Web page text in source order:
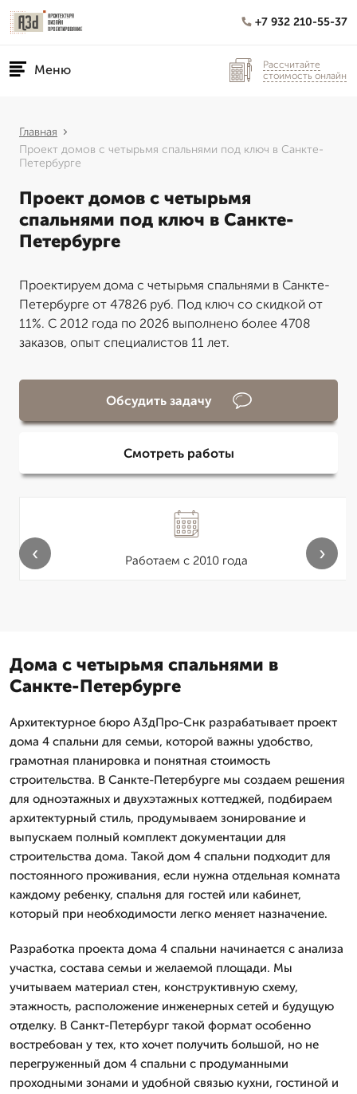
+7 932 210-55-37
Меню
Рассчитайте
стоимость онлайн
Главная
Проект домов с четырьмя спальнями под ключ в Санкте-
Петербурге
Проект домов с четырьмя
спальнями под ключ в Санкте-
Петербурге
Проектируем дома с четырьмя спальнями в Санкте-
Петербурге от 47826 руб. Под ключ со скидкой от
11%. С 2012 года по 2026 выполнено более 4708
заказов, опыт специалистов 11 лет.
Обсудить задачу
Смотреть работы
Работаем с 2010 года
‹ ›
Дома с четырьмя спальнями в
Санкте-Петербурге
Архитектурное бюро А3дПро-Снк разрабатывает проект
дома 4 спальни для семьи, которой важны удобство,
грамотная планировка и понятная стоимость
строительства. В Санкте-Петербурге мы создаем решения
для одноэтажных и двухэтажных коттеджей, подбираем
архитектурный стиль, продумываем зонирование и
выпускаем полный комплект документации для
строительства дома. Такой дом 4 спальни подходит для
постоянного проживания, если нужна отдельная комната
каждому ребенку, спальня для гостей или кабинет,
который при необходимости легко меняет назначение.
Разработка проекта дома 4 спальни начинается с анализа
участка, состава семьи и желаемой площади. Мы
учитываем материал стен, конструктивную схему,
этажность, расположение инженерных сетей и будущую
отделку. В Санкт-Петербург такой формат особенно
востребован у тех, кто хочет получить большой, но не
перегруженный дом 4 спальни с продуманными
проходными зонами и удобной связью кухни, гостиной и